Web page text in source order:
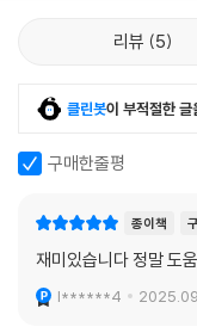
젊음이란 전력을 다해
2019년 시위는 널리 알
했을 것이다. 정리되지
대의 틈새로 더 많은 사
문학은 시간의 구속을 받
된 이야기다. 끊어 낼 수
경계를 잃어버린 곳. 그곳
지만 찬와이는 홍콩섬과
라간다. 그들은 ‘빌려 온
나가는 사람들이다.
리뷰 5
클린봇이 부적절한 글
구매한줄평
종이책
재미있습니다 정말 도
l******4